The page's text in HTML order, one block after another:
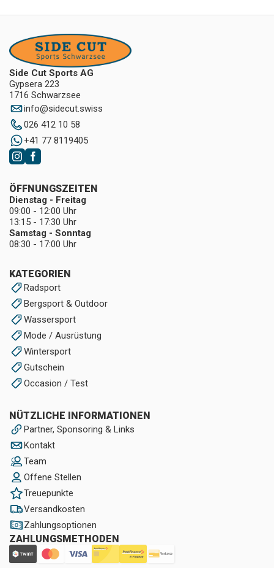
Side Cut Sports AG
Gypsera 223
1716 Schwarzsee
info@sidecut.swiss
026 412 10 58
+41 77 8119405
KATEGORIEN
Radsport
Bergsport & Outdoor
Wassersport
Mode / Ausrüstung
Wintersport
Gutschein
Occasion / Test
NÜTZLICHE INFORMATIONEN
Partner, Sponsoring & Links
Kontakt
Team
Offene Stellen
Treuepunkte
Versandkosten
Zahlungsoptionen
ZAHLUNGSMETHODEN
ÖFFNUNGSZEITEN
Dienstag - Freitag
09:00 - 12:00 Uhr
13:15 - 17:30 Uhr
Samstag - Sonntag
08:30 - 17:00 Uhr